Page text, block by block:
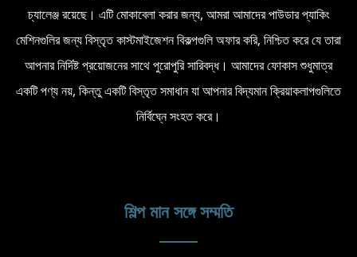
চ্যালেঞ্জ রয়েছে। এটি মোকাবেলা করার জন্য, আমরা আমাদের পাউডার প্যাকিং
মেশিনগুলির জন্য বিস্তৃত কাস্টমাইজেশন বিকল্পগুলি অফার করি, নিশ্চিত করে যে তারা
আপনার নির্দিষ্ট প্রয়োজনের সাথে পুরোপুরি সারিবদ্ধ। আমাদের ফোকাস শুধুমাত্র
একটি পণ্য নয়, কিন্তু একটি বিস্তৃত সমাধান যা আপনার বিদ্যমান ক্রিয়াকলাপগুলিতে
নির্বিঘ্নে সংহত করে।
শিল্প মান সঙ্গে সম্মতি